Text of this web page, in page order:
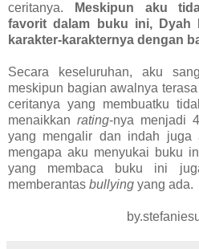
ceritanya.
Meskipun aku
favorit dalam buku ini, Dyah
karakter-karakternya dengan
Secara keseluruhan, aku
meskipun bagian awalnya
ceritanya yang membuatku
menaikkan rating-nya menjadi
yang mengalir dan indah juga
mengapa aku menyukai buku
yang membaca buku ini
memberantas bullying yang ada.